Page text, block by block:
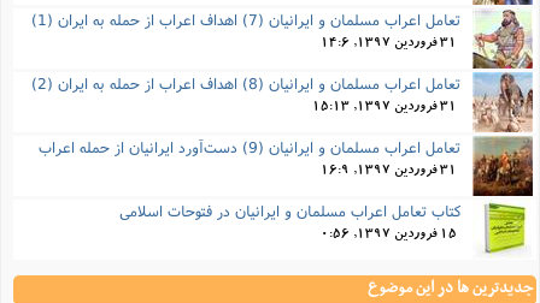
تعامل اعراب مسلمان و ایرانیان (7) اهداف اعراب از حمله به ایران (1)
31 فروردین 1397, 14:6
تعامل اعراب مسلمان و ایرانیان (8) اهداف اعراب از حمله به ایران (2)
31 فروردین 1397, 15:13
تعامل اعراب مسلمان و ایرانیان (9) دست‌آورد ایرانیان از حمله اعراب
31 فروردین 1397, 16:9
کتاب تعامل اعراب مسلمان و ایرانیان در فتوحات اسلامی
15 فروردین 1397, 0:56
جدیدترین ها در این موضوع